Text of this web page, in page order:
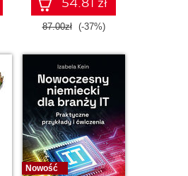
87.00zł (-37%)
Nowość